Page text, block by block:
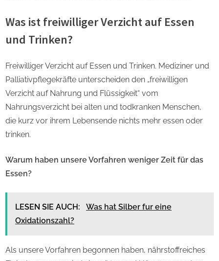
Was ist freiwilliger Verzicht auf Essen
und Trinken?
Freiwilliger Verzicht auf Essen und Trinken. Mediziner und
Palliativpflegekräfte unterscheiden den „freiwilligen
Verzicht auf Nahrung und Flüssigkeit“ vom
Nahrungsverzicht bei alten und todkranken Menschen,
die kurz vor ihrem Lebensende nichts mehr essen oder
trinken.
Warum haben unsere Vorfahren weniger Zeit für das
Essen?
LESEN SIE AUCH:
Was hat Silber fur eine
Oxidationszahl?
Als unsere Vorfahren begonnen haben, nährstoffreiches